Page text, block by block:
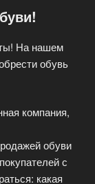
На нашем
обувь
компания,
обуви
с
какая